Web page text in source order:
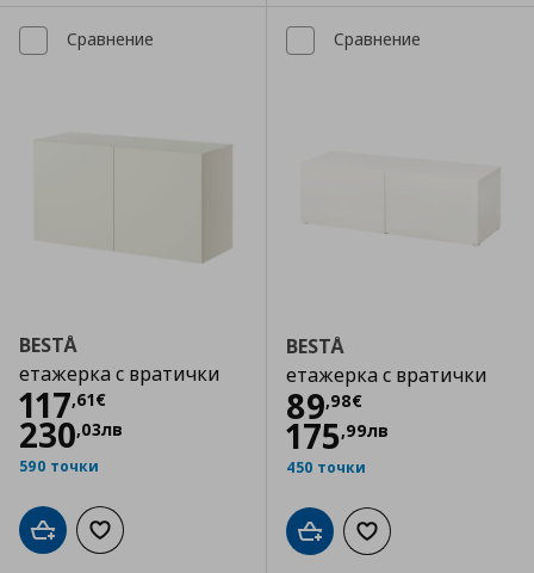
Сравнение
BESTÅ
етажерка с вратички
117,61€
Цена
230,03лв
590 точки
Добави в кошницата
Добави към списъка с любими
Сравнение
BESTÅ
етажерка с вратички
89,98€
Цена
175,99лв
450 точки
Добави в кошницата
Добави към